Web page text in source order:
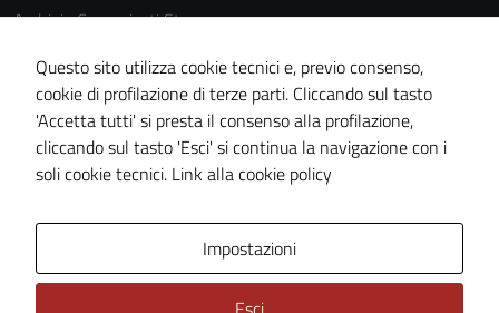
Archivio Comunicati Stampa
SEGUICI SU
FacebookYouTubeTelegramWhatsAppFeed RSS
Mappa del sito Statistiche
Piano di miglioramento
Questo sito utilizza cookie tecnici e, previo consenso,
cookie di profilazione di terze parti. Cliccando sul tasto
'Accetta tutti' si presta il consenso alla profilazione,
cliccando sul tasto 'Esci' si continua la navigazione con i
soli cookie tecnici. Link alla cookie policy
Impostazioni
peggiore la
navigazione e
la fruizione
delle
funzionalità
del sito.
Experience